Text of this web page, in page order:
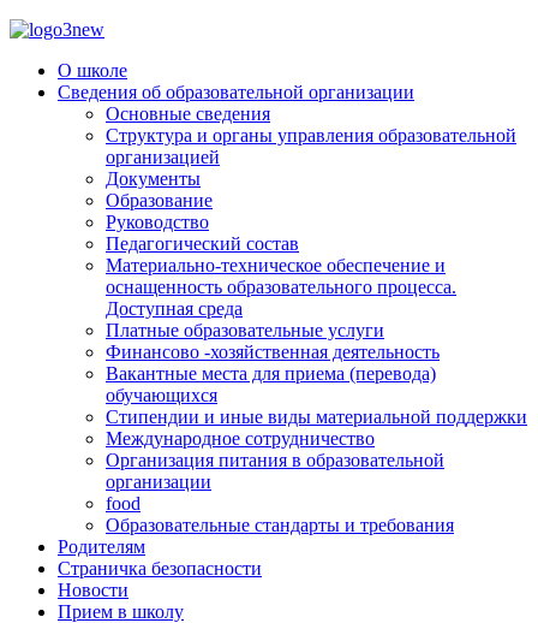
О школе
Сведения об образовательной организации
Основные сведения
Структура и органы управления образовательной
организацией
Документы
Образование
Руководство
Педагогический состав
Материально-техническое обеспечение и
оснащенность образовательного процесса.
Доступная среда
Платные образовательные услуги
Финансово -хозяйственная деятельность
Вакантные места для приема (перевода)
обучающихся
Стипендии и иные виды материальной поддержки
Международное сотрудничество
Организация питания в образовательной
организации
food
Образовательные стандарты и требования
Родителям
Страничка безопасности
Новости
Прием в школу